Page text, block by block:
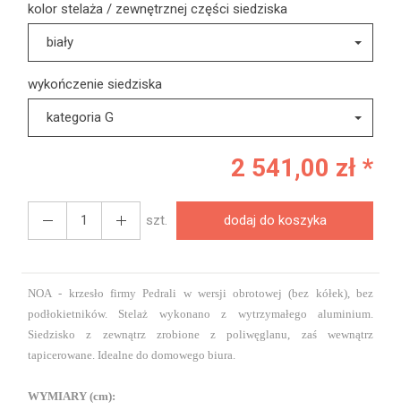
kolor stelaża / zewnętrznej części siedziska
biały
wykończenie siedziska
kategoria G
2 541,00 zł *
szt. dodaj do koszyka
NOA - krzesło firmy Pedrali w wersji obrotowej (bez kółek), bez
podłokietników. Stelaż wykonano z wytrzymałego aluminium.
Siedzisko z zewnątrz zrobione z poliwęglanu, zaś wewnątrz
tapicerowane. Idealne do domowego biura.
WYMIARY (cm):